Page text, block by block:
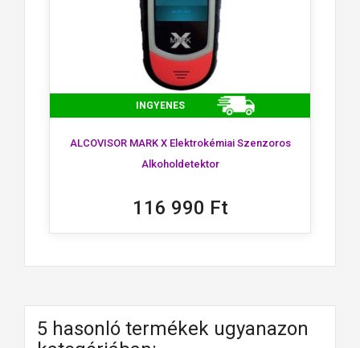
INGYENES
ALCOVISOR MARK X Elektrokémiai Szenzoros
Alkoholdetektor
116 990 Ft
5 hasonló termékek ugyanazon